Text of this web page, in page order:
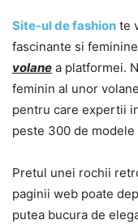
Site-ul de fashion te
fascinante si
volane a platformei.
feminin al unor
pentru care expertii
peste 300 de
Pretul unei rochii
paginii web poate
putea bucura de